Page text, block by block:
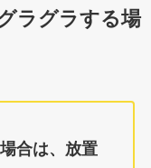
ラグラする場
合は、放置